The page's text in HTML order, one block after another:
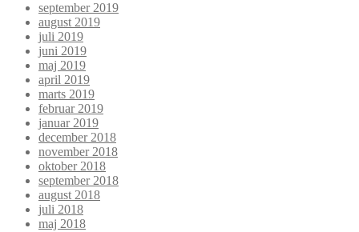
september 2019
august 2019
juli 2019
juni 2019
maj 2019
april 2019
marts 2019
februar 2019
januar 2019
december 2018
november 2018
oktober 2018
september 2018
august 2018
juli 2018
maj 2018